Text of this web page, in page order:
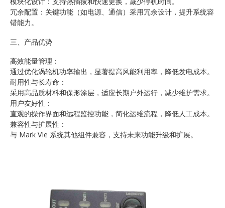
冗余配置：关键功能（如电源、通信）采用冗余设计，提升系统容
错能力。
三、产品优势
高效能量管理：
通过优化涡轮机功率输出，显著提高风能利用率，降低发电成本。
耐用性与长寿命：
采用高品质材料和保形涂层，适应长期户外运行，减少维护需求。
用户友好性：
直观的操作界面和远程监控功能，简化运维流程，降低人工成本。
兼容性与扩展性：
与 Mark VIe 系统其他组件兼容，支持未来功能升级和扩展。